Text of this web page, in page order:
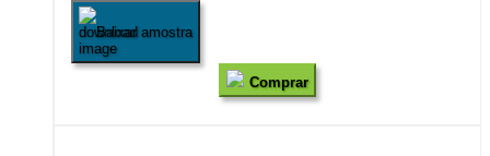
Baixar amostra
Comprar